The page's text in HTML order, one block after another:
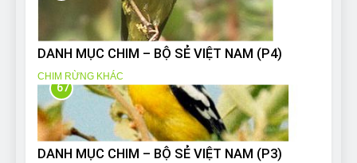
DANH MỤC CHIM – BỘ SẺ VIỆT NAM (P4)
CHIM RỪNG KHÁC
67
DANH MỤC CHIM – BỘ SẺ VIỆT NAM (P3)